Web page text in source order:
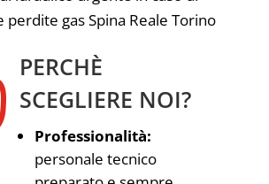
perdite gas Spina Reale Torino
PERCHÈ
SCEGLIERE NOI?
Professionalità:
personale tecnico